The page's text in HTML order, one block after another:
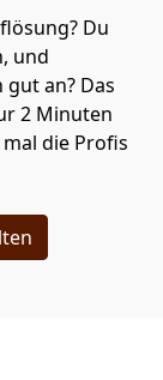
Du
und
gut an? Das
2 Minuten
die Profis